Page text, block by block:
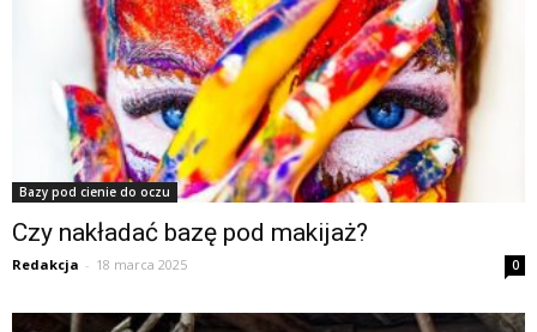
Bazy pod cienie do oczu
Czy nakładać bazę pod makijaż?
Redakcja - 18 marca 2025 0